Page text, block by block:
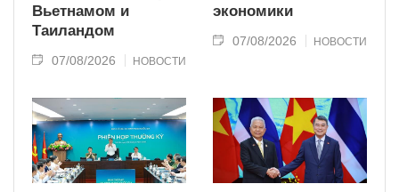
Вьетнамом и
Таиландом
07/08/2026 НОВОСТИ
экономики
07/08/2026 НОВОСТИ